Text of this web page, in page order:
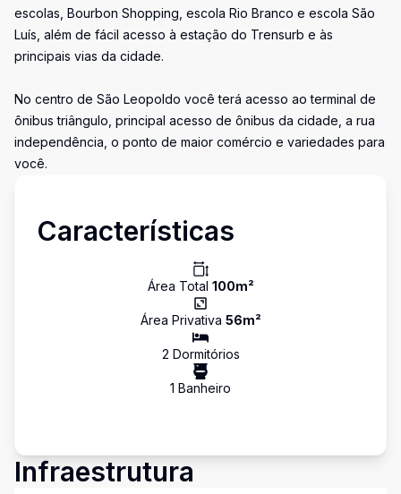
escolas, Bourbon Shopping, escola Rio Branco e escola São
Luís, além de fácil acesso à estação do Trensurb e às
principais vias da cidade.
No centro de São Leopoldo você terá acesso ao terminal de
ônibus triângulo, principal acesso de ônibus da cidade, a rua
independência, o ponto de maior comércio e variedades para
você.
Características
Área Total 100m²
Área Privativa 56m²
2 Dormitórios
1 Banheiro
Infraestrutura